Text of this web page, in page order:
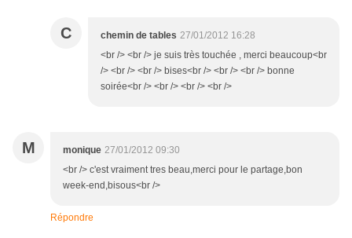
C chemin de tables 27/01/2012 16:28
<br /> <br /> je suis très touchée , merci beaucoup<br
/> <br /> <br /> bises<br /> <br /> <br /> bonne
soirée<br /> <br /> <br /> <br />
M monique 27/01/2012 09:30
<br /> c'est vraiment tres beau,merci pour le partage,bon
week-end,bisous<br />
Répondre